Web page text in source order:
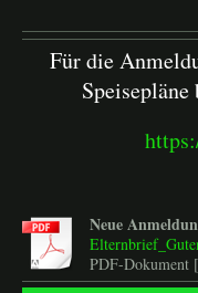
Für die
Neue
PDF-Dokument